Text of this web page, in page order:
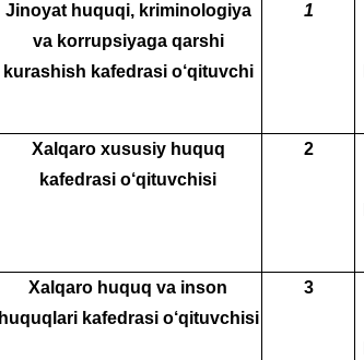
Jinoyat huquqi, kriminologiya
va korrupsiyaga qarshi
kurashish kafedrasi o‘qituvchi
1
Xalqaro xususiy huquq
kafedrasi o‘qituvchisi
2
Xalqaro huquq va inson
huquqlari kafedrasi o‘qituvchisi
3